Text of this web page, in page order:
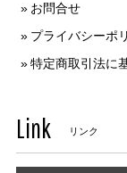
お問合せ
プライバシーポ
特定商取引法に
Link リンク